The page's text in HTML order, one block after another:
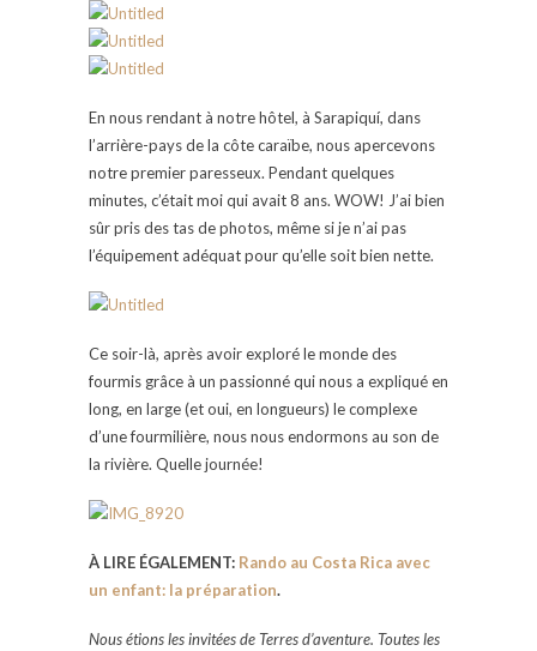
En nous rendant à notre hôtel, à Sarapiquí, dans
l’arrière-pays de la côte caraïbe, nous apercevons
notre premier paresseux. Pendant quelques
minutes, c’était moi qui avait 8 ans. WOW! J’ai bien
sûr pris des tas de photos, même si je n’ai pas
l’équipement adéquat pour qu’elle soit bien nette.
Ce soir-là, après avoir exploré le monde des
fourmis grâce à un passionné qui nous a expliqué en
long, en large (et oui, en longueurs) le complexe
d’une fourmilière, nous nous endormons au son de
la rivière. Quelle journée!
À LIRE ÉGALEMENT: Rando au Costa Rica avec
un enfant: la préparation.
Nous étions les invitées de Terres d’aventure. Toutes les